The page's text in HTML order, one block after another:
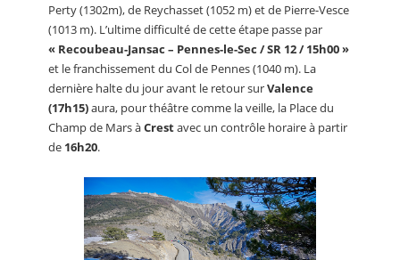
Perty (1302m), de Reychasset (1052 m) et de Pierre-Vesce
(1013 m). L’ultime difficulté de cette étape passe par
« Recoubeau-Jansac – Pennes-le-Sec / SR 12 / 15h00 »
et le franchissement du Col de Pennes (1040 m). La
dernière halte du jour avant le retour surValence
(17h15)aura, pour théâtre comme la veille, la Place du
Champ de Mars àCrestavec un contrôle horaire à partir
de 16h20.